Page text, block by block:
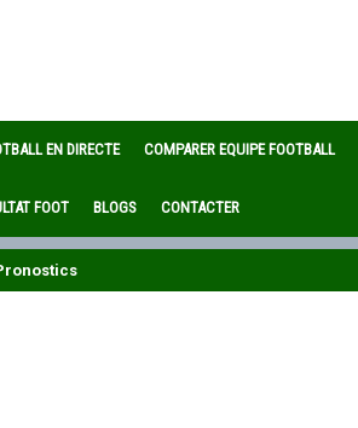
EN DIRECTE COMPARER EQUIPE FOOTBALL
FOOT BLOGS CONTACTER